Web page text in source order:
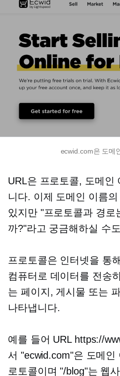
ecwid.com은 도메
URL은 프로토콜, 도메인
니다. 이제 도메인 이름
있지만 "프로토콜과 경로
까?"라고 궁금해하실 수
프로토콜은 인터넷을 통
컴퓨터로 데이터를 전송
는 페이지, 게시물 또는
나타냅니다.
예를 들어 URL https://
서 "ecwid.com"은 도메인
로토콜이며 "/blog"는 웹